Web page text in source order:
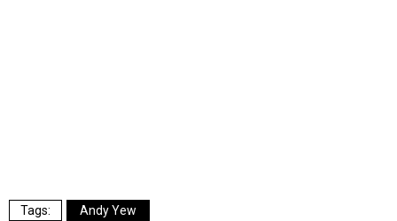
Andy Yew